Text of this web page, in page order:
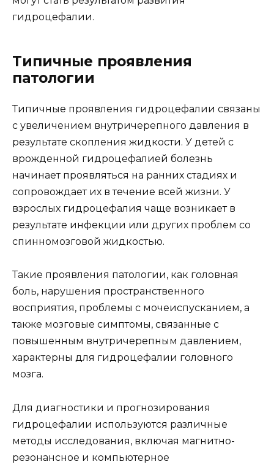
гидроцефалии.
Типичные проявления
патологии
Типичные проявления гидроцефалии связаны
с увеличением внутричерепного давления в
результате скопления жидкости. У детей с
врожденной гидроцефалией болезнь
начинает проявляться на ранних стадиях и
сопровождает их в течение всей жизни. У
взрослых гидроцефалия чаще возникает в
результате инфекции или других проблем со
спинномозговой жидкостью.
Такие проявления патологии, как головная
боль, нарушения пространственного
восприятия, проблемы с мочеиспусканием, а
также мозговые симптомы, связанные с
повышенным внутричерепным давлением,
характерны для гидроцефалии головного
мозга.
Для диагностики и прогнозирования
гидроцефалии используются различные
методы исследования, включая магнитно-
резонансное и компьютерное